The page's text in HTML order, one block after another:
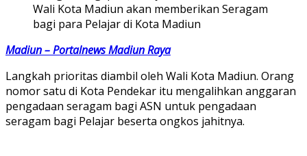
Wali Kota Madiun akan memberikan Seragam
bagi para Pelajar di Kota Madiun
Madiun – Portalnews Madiun Raya
Langkah prioritas diambil oleh Wali Kota Madiun. Orang
nomor satu di Kota Pendekar itu mengalihkan anggaran
pengadaan seragam bagi ASN untuk pengadaan
seragam bagi Pelajar beserta ongkos jahitnya.